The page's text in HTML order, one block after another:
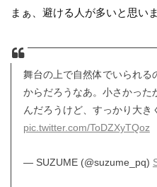
まぁ、避ける人が多いと思いま
舞台の上で自然体でいられる
からだろうなあ。小さかった
んだろうけど、すっかり大き
pic.twitter.com/ToDZXyTQoz
— SUZUME (@suzume_pq)